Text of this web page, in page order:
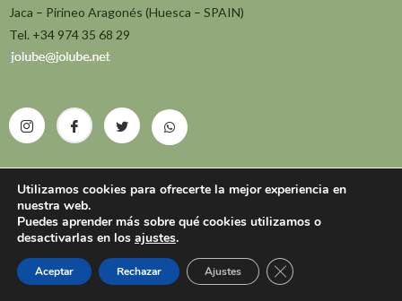
Jaca – Pirineo Aragonés (Huesca – SPAIN)
Tel. +34 974 35 68 29
Utilizamos cookies para ofrecerte la mejor experiencia en
nuestra web.
Puedes aprender más sobre qué cookies utilizamos o
desactivarlas en los ajustes.
Aceptar Rechazar Ajustes Cerrar el banner de